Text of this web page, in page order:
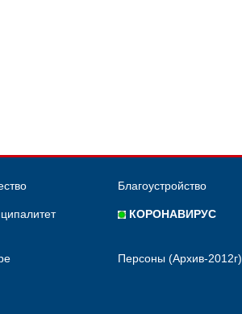
Благоустройство
КОРОНАВИРУС
Персоны (Архив-2012г)